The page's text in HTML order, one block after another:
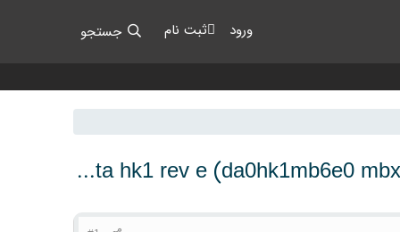
ورود ثبت نام جستجو
sony vaio vpceh1s1r quanta hk1 rev e